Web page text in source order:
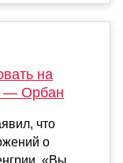
на
— Орбан
что
о
«Вы,